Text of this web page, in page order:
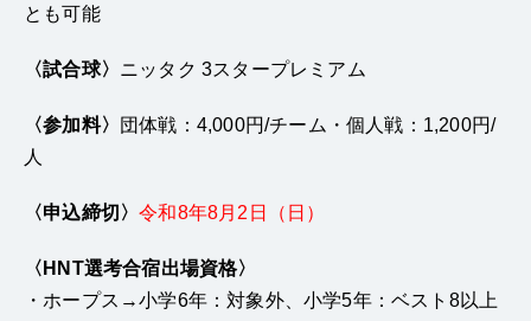
とも可能
〈試合球〉 ニッタク 3スタープレミアム
〈参加料〉
団体戦：4,000円/チーム・個人戦：1,200円/
人
〈申込締切〉令和8年8月2日（日）
〈HNT選考合宿出場資格〉
・ホープス→小学6年：対象外、小学5年：ベスト8以上